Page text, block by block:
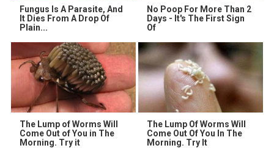
Fungus Is A Parasite, And
It Dies From A Drop Of
Plain...
No Poop For More Than 2
Days - It's The First Sign
Of
The Lump of Worms Will
Come Out of You in The
Morning. Try it
The Lump Of Worms Will
Come Out Of You In The
Morning. Try It